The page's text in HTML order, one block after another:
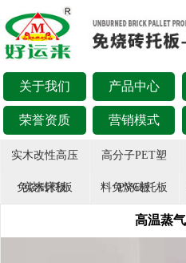
关于我们 产品中心
荣誉资质 营销模式
实木改性高压
免烧砖托板
高分子PET塑
料免烧砖托板
实木床板 PVC板
高温蒸